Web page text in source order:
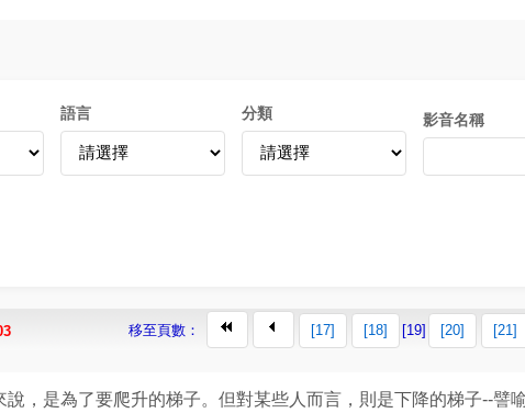
語言 分類 影音名稱
移至頁數： [17] [18] [19] [20] [21]
，是為了要爬升的梯子。但對某些人而言，則是下降的梯子--譬喻